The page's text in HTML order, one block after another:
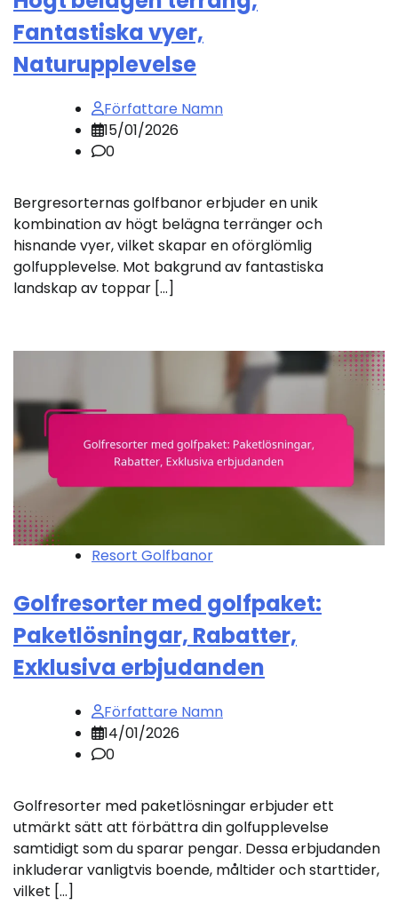
Fantastiska vyer,
Naturupplevelse
Författare Namn
15/01/2026
0
Bergresorternas golfbanor erbjuder en unik
kombination av högt belägna terränger och
hisnande vyer, vilket skapar en oförglömlig
golfupplevelse. Mot bakgrund av fantastiska
landskap av toppar […]
Resort Golfbanor
Golfresorter med golfpaket:
Paketlösningar, Rabatter,
Exklusiva erbjudanden
Författare Namn
14/01/2026
0
Golfresorter med paketlösningar erbjuder ett
utmärkt sätt att förbättra din golfupplevelse
samtidigt som du sparar pengar. Dessa erbjudanden
inkluderar vanligtvis boende, måltider och starttider,
vilket […]